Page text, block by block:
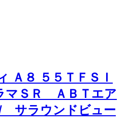
Ａ８ ５５ＴＦＳＩ
ＳＲ ＡＢＴエア
サラウンドビュー